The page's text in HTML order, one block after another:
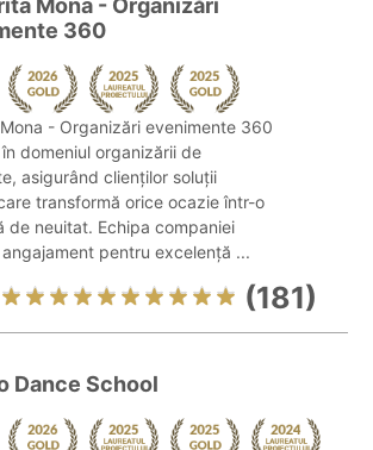
Mona - Organizări
360
- Organizări evenimente 360
domeniul organizării de
asigurând clienților soluții
transformă orice ocazie într-o
de neuitat. Echipa companiei
pentru excelență ...
(181)
Dance School